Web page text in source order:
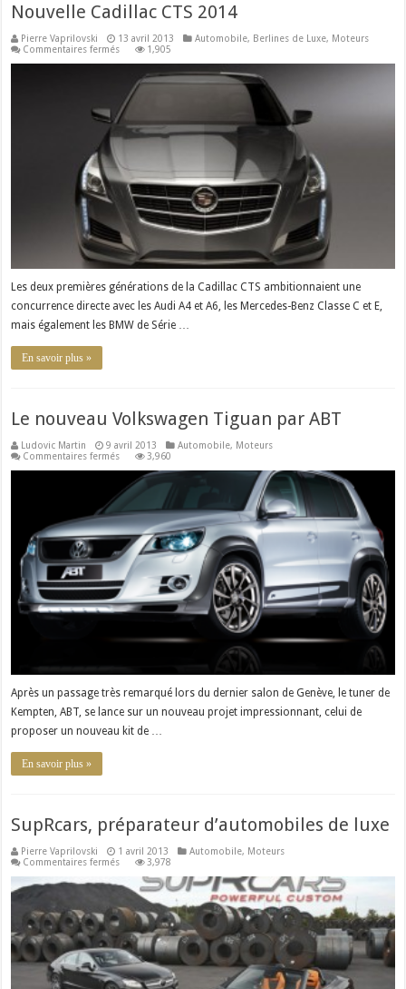
Nouvelle Cadillac CTS 2014
Pierre Vaprilovski 13 avril 2013 Automobile, Berlines de Luxe, Moteurs
Commentaires ferméssur
2014
1,905
Les deux premières générations de la Cadillac CTS ambitionnaient une
concurrence directe avec les Audi A4 et A6, les Mercedes-Benz Classe C et E,
mais également les BMW de Série …
En savoir plus »
Le nouveau Volkswagen Tiguan par ABT
Ludovic Martin 9 avril 2013 Automobile, Moteurs
Commentaires ferméssur
nouveau
Volkswagen
Tiguan
3,960
Après un passage très remarqué lors du dernier salon de Genève, le tuner de
Kempten, ABT, se lance sur un nouveau projet impressionnant, celui de
proposer un nouveau kit de …
En savoir plus »
SupRcars, préparateur d’automobiles de luxe
Pierre Vaprilovski 1 avril 2013 Automobile, Moteurs
Commentaires ferméssur
préparateur
d’automobiles
luxe
3,978